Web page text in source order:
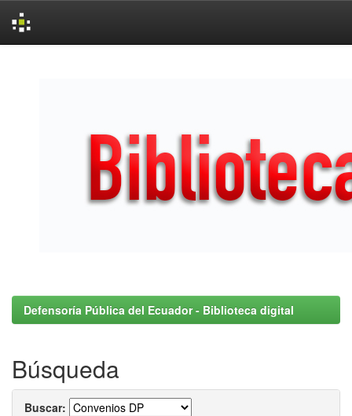
Defensoría Pública del Ecuador - Biblioteca digital
Búsqueda
Buscar: